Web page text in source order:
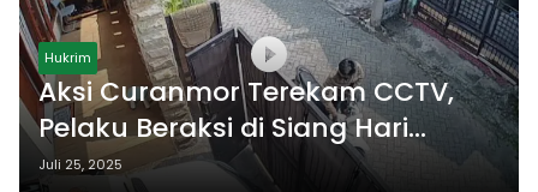
Hukrim
Aksi Curanmor Terekam CCTV,
Pelaku Beraksi di Siang Hari
Tanpa Takut!
Juli 25, 2025